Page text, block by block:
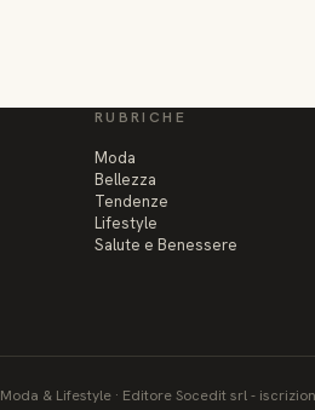
RUBRICHE
Moda
Bellezza
Tendenze
Lifestyle
Salute e Benessere
Moda & Lifestyle · Editore Socedit srl -